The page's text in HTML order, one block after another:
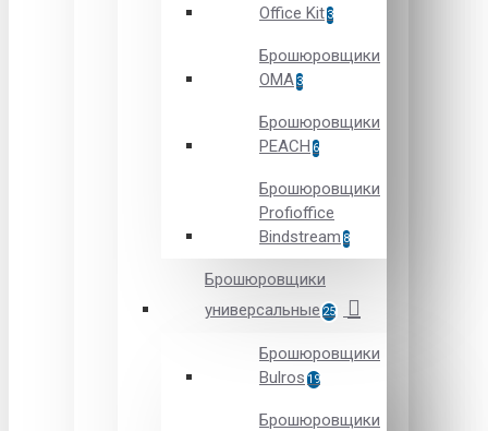
Office Kit 3
Брошюровщики
OMA 3
Брошюровщики
PEACH 6
Брошюровщики
Profioffice
Bindstream 8
Брошюровщики
универсальные 25
Брошюровщики
Bulros 19
Брошюровщики